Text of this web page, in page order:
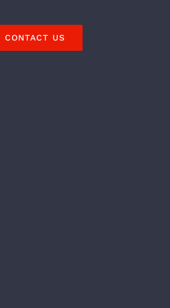
CONTACT US